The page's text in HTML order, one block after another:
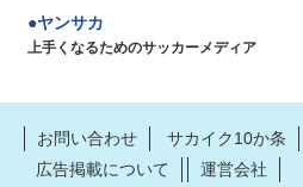
ヤンサカ
上手くなるためのサッカーメディア
お問い合わせ サカイク10か条
広告掲載について
運営会社